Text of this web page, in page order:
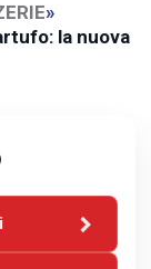
»
la nuova